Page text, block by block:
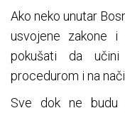
Ako neko unutar
usvojene zakone
pokušati da
procedurom i na
Sve dok ne budu